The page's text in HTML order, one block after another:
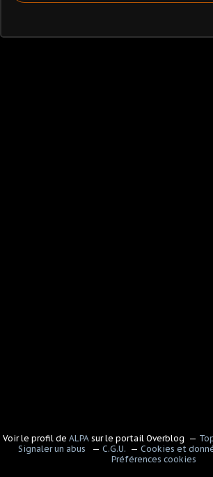
Voir le profil de ALPA sur le portail Overblog
Signaler un abus
C.G.U.
Cookies et
Préférences cookies